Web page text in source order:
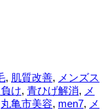
, 肌質改善, メンズス
け, 青ひげ解消, メ
丸亀市美容, men7, メ